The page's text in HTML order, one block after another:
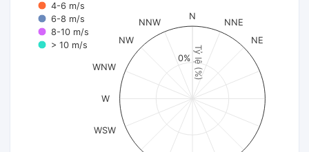
Tỷ lệ (%)
4-6 m/s
6-8 m/s
8-10 m/s
> 10 m/s
N
NNE
NE
WSW
W
WNW
NW
NNW
0%